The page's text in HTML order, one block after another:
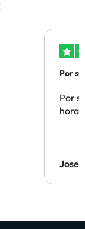
Por
Por
hora
Jose